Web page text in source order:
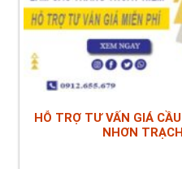
HỖ TRỢ TƯ VẤN GIÁ
NHƠN